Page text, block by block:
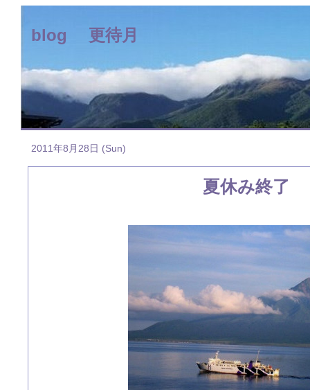
blog 更待月
2011年8月28日 (Sun)
夏休み終了